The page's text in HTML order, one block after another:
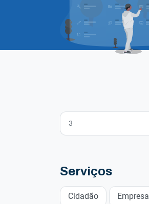
Serviços
Cidadão Empresa